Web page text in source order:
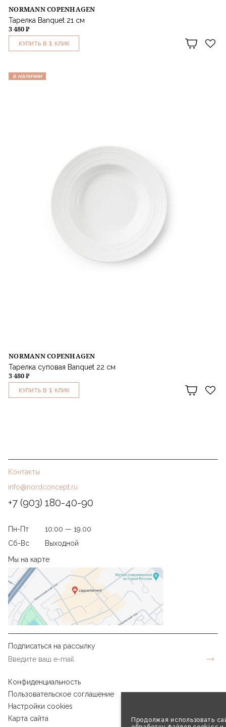
Продолжая использовать
NORMANN COPENHAGEN
Тарелка Banquet 21 см
3 480 ₽
КУПИТЬ В 1 КЛИК
в наличии
NORMANN COPENHAGEN
Тарелка суповая Banquet 22 см
3 480 ₽
КУПИТЬ В 1 КЛИК
Контакты
info@nordconcept.ru
+7 (903) 180-40-90
Пн-Пт
10:00 — 19.00
Сб-Вс
Выходной
Мы на карте
Подписаться на рассылку
Конфиденциальность
Пользовательское соглашение
Настройки cookies
Карта сайта